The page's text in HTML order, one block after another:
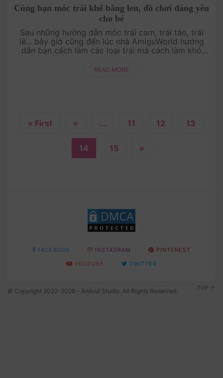
Cùng bạn móc trái khế bằng len, đồ chơi đáng yêu
cho bé
Sau những hướng dẫn móc trái cam, trái táo, trái
lê... bây giờ cũng đến lúc nhà AmiguWorld hướng
dẫn bạn cách làm các loại trái mà cách làm khó
READ MORE
« First « ... 11 12 13
14 15 »
FACEBOOK INSTAGRAM
PINTEREST
YOUTUBE
TWITTER
© Copyright 2022-2026 - Amivui Studio. All Rights Reserved. TOP